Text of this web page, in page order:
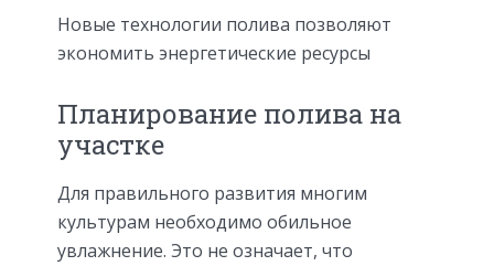
Новые технологии полива позволяют
экономить энергетические ресурсы
Планирование полива на
участке
Для правильного развития многим
культурам необходимо обильное
увлажнение. Это не означает, что